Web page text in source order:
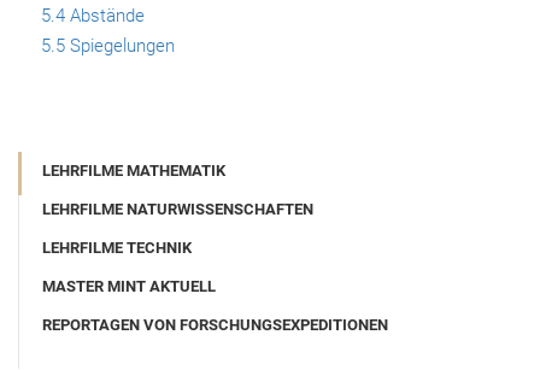
5.4 Abstände
5.5 Spiegelungen
LEHRFILME MATHEMATIK
LEHRFILME NATURWISSENSCHAFTEN
LEHRFILME TECHNIK
MASTER MINT AKTUELL
REPORTAGEN VON FORSCHUNGSEXPEDITIONEN